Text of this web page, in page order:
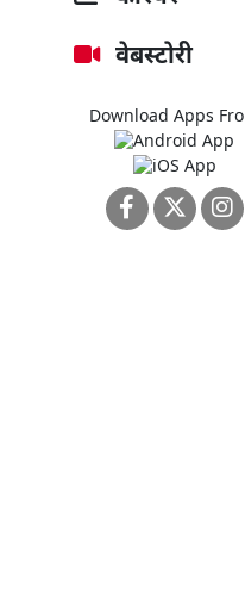
वेबस्टोरी
Download Apps